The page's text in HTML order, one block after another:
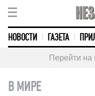
НОВОСТИ ГАЗЕТА
Перейти на
В МИРЕ